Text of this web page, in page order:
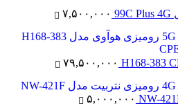
۷,۵۰۰,۰۰۰
۷۹,۵۰۰,۰۰۰
۵,۰۰۰,۰۰۰